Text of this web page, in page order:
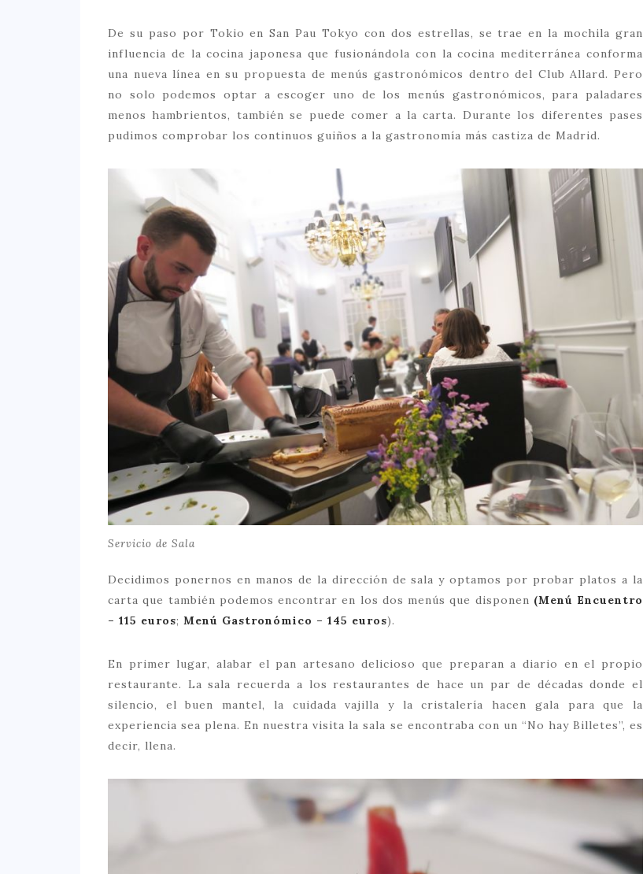
De su paso por Tokio en San Pau Tokyo con dos estrellas, se trae en la mochila gran
influencia de la cocina japonesa que fusionándola con la cocina mediterránea conforma
una nueva línea en su propuesta de menús gastronómicos dentro del Club Allard. Pero
no solo podemos optar a escoger uno de los menús gastronómicos, para paladares
menos hambrientos, también se puede comer a la carta. Durante los diferentes pases
pudimos comprobar los continuos guiños a la gastronomía más castiza de Madrid.
Servicio de Sala
Decidimos ponernos en manos de la dirección de sala y optamos por probar platos a la
carta que también podemos encontrar en los dos menús que disponen (Menú Encuentro
– 115 euros; Menú Gastronómico – 145 euros).
En primer lugar, alabar el pan artesano delicioso que preparan a diario en el propio
restaurante. La sala recuerda a los restaurantes de hace un par de décadas donde el
silencio, el buen mantel, la cuidada vajilla y la cristalería hacen gala para que la
experiencia sea plena. En nuestra visita la sala se encontraba con un “No hay Billetes”, es
decir, llena.